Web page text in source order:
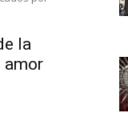
la
amor